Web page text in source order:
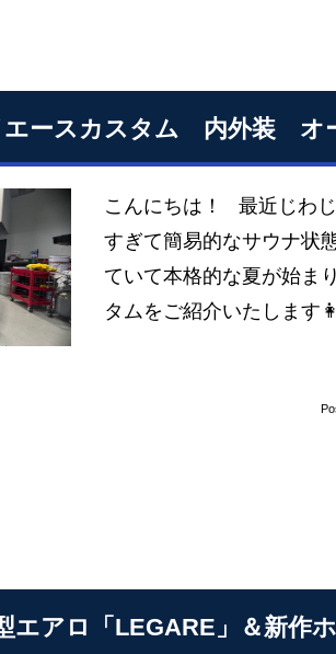
ースカスタム 内外装 オ
こんにちは！ 最近じわ
すぎて簡易的なサウナ状
ていて本格的な夏が始ま
タムをご紹介いたします
エアロ「LEGARE」＆新作